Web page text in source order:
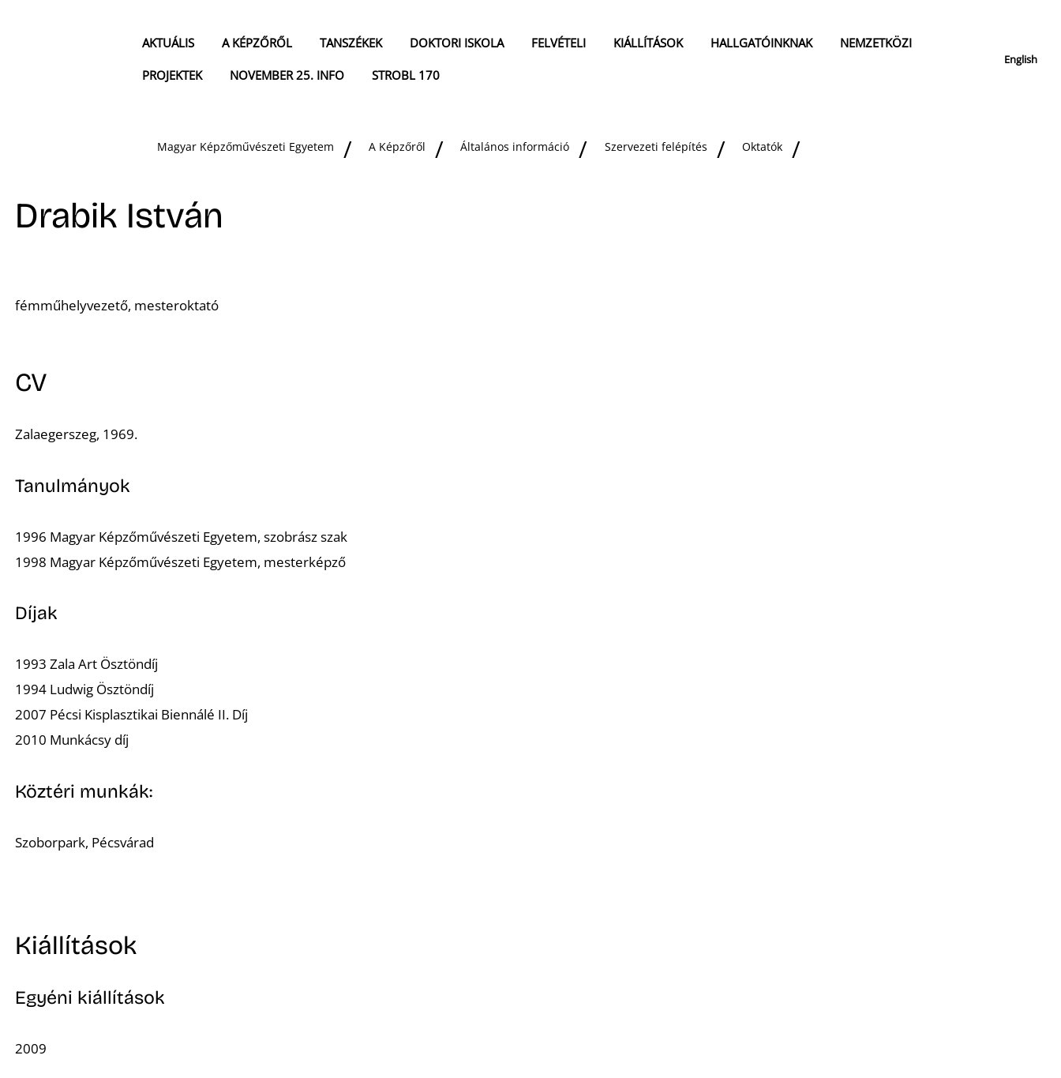
AKTUÁLIS A KÉPZŐRŐL TANSZÉKEK DOKTORI ISKOLA FELVÉTELI KIÁLLÍTÁSOK HALLGATÓINKNAK
NEMZETKÖZI
PROJEKTEK
NOVEMBER 25. INFO STROBL 170
English
Magyar Képzőművészeti Egyetem A Képzőről Általános információ Szervezeti felépítés Oktatók
Drabik István
fémműhelyvezető, mesteroktató
CV
Zalaegerszeg, 1969.
Tanulmányok
1996 Magyar Képzőművészeti Egyetem, szobrász szak
1998 Magyar Képzőművészeti Egyetem, mesterképző
Díjak
1993 Zala Art Ösztöndíj
1994 Ludwig Ösztöndíj
2007 Pécsi Kisplasztikai Biennálé II. Díj
2010 Munkácsy díj
Köztéri munkák:
Szoborpark, Pécsvárad
Kiállítások
Egyéni kiállítások
2009